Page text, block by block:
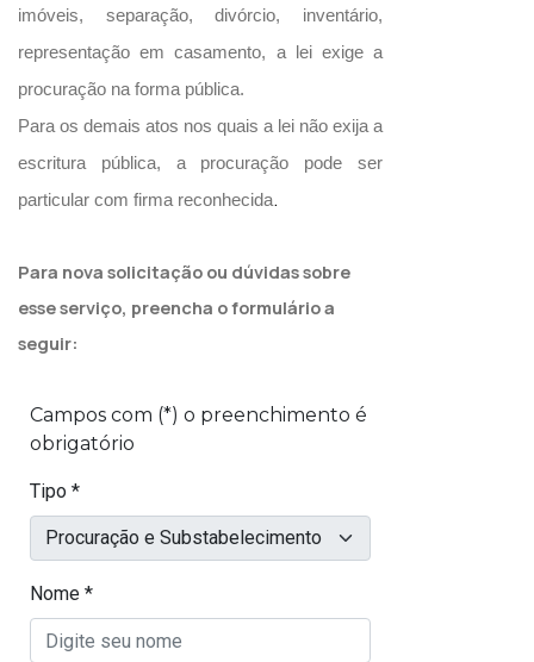
imóveis, separação, divórcio, inventário,
representação em casamento, a lei exige a
procuração na forma pública.
Para os demais atos nos quais a lei não exija a
escritura pública, a procuração pode ser
particular com firma reconhecida.
Para nova solicitação ou dúvidas sobre
esse serviço, preencha o formulário a
seguir: